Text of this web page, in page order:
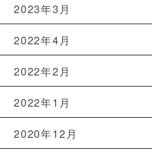
2023年3月
2022年4月
2022年2月
2022年1月
2020年12月